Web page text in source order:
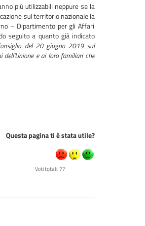
più utilizzabili neppure se la
sul territorio nazionale la
– Dipartimento per gli Affari
seguito a quanto già indicato
del 20 giugno 2019 sul
dell'Unione e ai loro familiari che
Questa pagina ti è stata utile?
Voti totali: 77